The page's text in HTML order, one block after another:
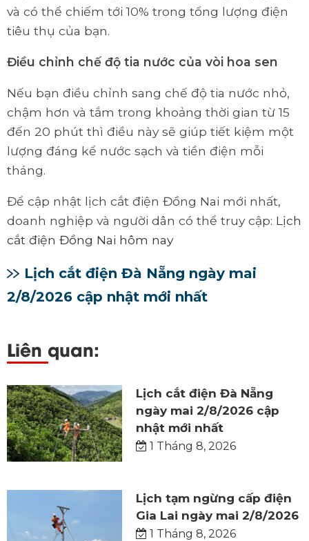
và có thể chiếm tới 10% trong tổng lượng điện
tiêu thụ của bạn.
Điều chỉnh chế độ tia nước của vòi hoa sen
Nếu bạn điều chỉnh sang chế độ tia nước nhỏ,
chậm hơn và tắm trong khoảng thời gian từ 15
đến 20 phút thì điều này sẽ giúp tiết kiệm một
lượng đáng kể nước sạch và tiền điện mỗi
tháng.
Để cập nhật lịch cắt điện Đồng Nai mới nhất,
doanh nghiệp và người dân có thể truy cập: Lịch
cắt điện Đồng Nai hôm nay
Lịch cắt điện Đà Nẵng ngày mai
2/8/2026 cập nhật mới nhất
Liên quan:
Lịch cắt điện Đà Nẵng
ngày mai 2/8/2026 cập
nhật mới nhất
1 Tháng 8, 2026
Lịch tạm ngừng cấp điện
Gia Lai ngày mai 2/8/2026
1 Tháng 8, 2026